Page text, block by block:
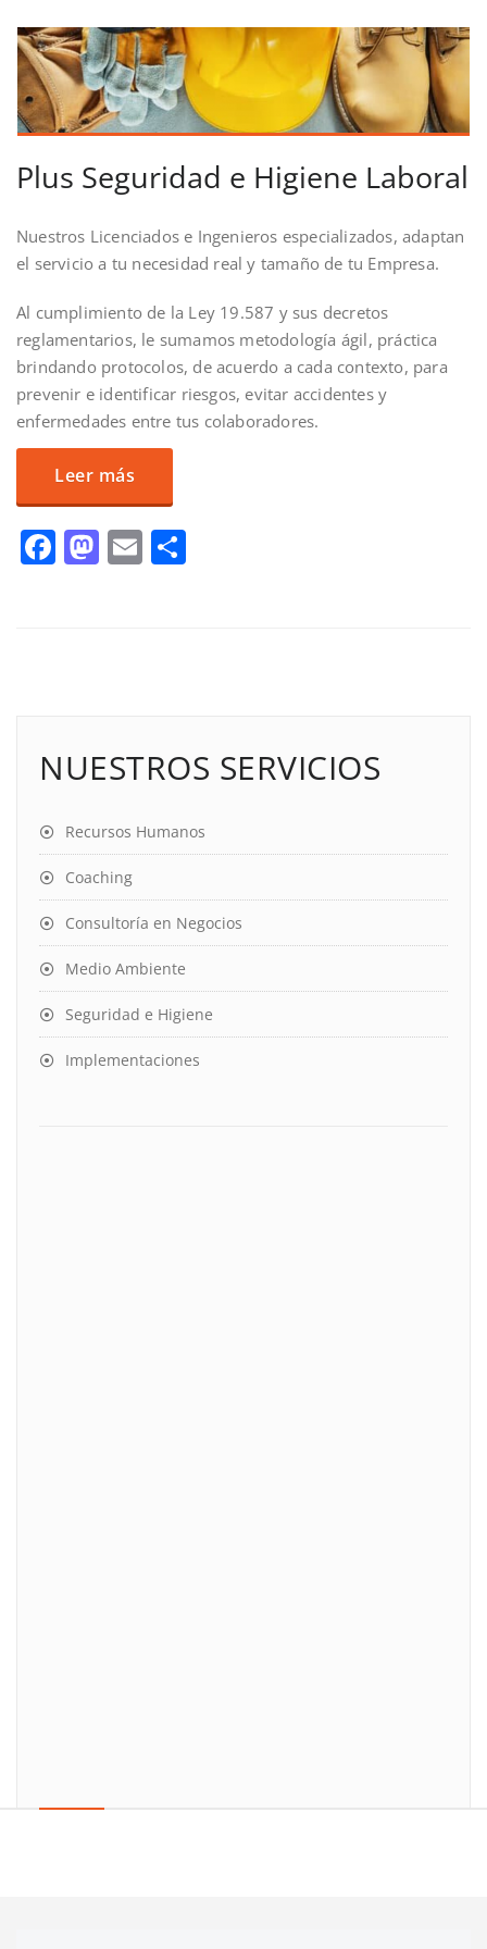
Plus Seguridad e Higiene Laboral
Nuestros Licenciados e Ingenieros especializados, adaptan
el servicio a tu necesidad real y tamaño de tu Empresa.
Al cumplimiento de la Ley 19.587 y sus decretos
reglamentarios, le sumamos metodología ágil, práctica
brindando protocolos, de acuerdo a cada contexto, para
prevenir e identificar riesgos, evitar accidentes y
enfermedades entre tus colaboradores.
Leer más
Facebook
Mastodon
Email
NUESTROS SERVICIOS
Recursos Humanos
Coaching
Consultoría en Negocios
Medio Ambiente
Seguridad e Higiene
Implementaciones